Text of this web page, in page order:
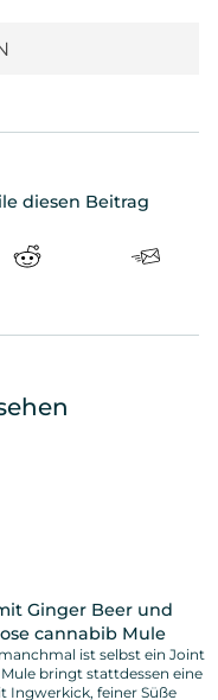
diesen Beitrag
Ginger Beer und
cannabib Mule
ist selbst ein Joint
bringt stattdessen eine
Ingwerkick, feiner Süße